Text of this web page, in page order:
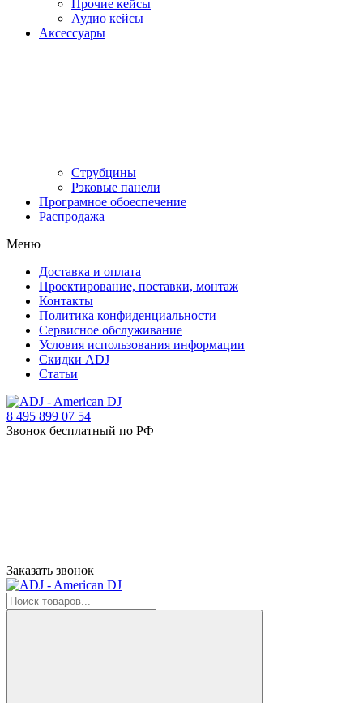
Прочие кейсы
Аудио кейсы
Аксессуары
Струбцины
Рэковые панели
Програмное обоеспечение
Распродажа
Меню
Доставка и оплата
Проектирование, поставки, монтаж
Контакты
Политика конфиденциальности
Сервисное обслуживание
Условия использования информации
Скидки ADJ
Статьи
8 495 899 07 54
Звонок бесплатный по РФ
Заказать звонок